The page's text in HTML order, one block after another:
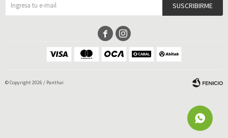
SUSCRIBIRME
 
© Copyright 2026 / Panthai